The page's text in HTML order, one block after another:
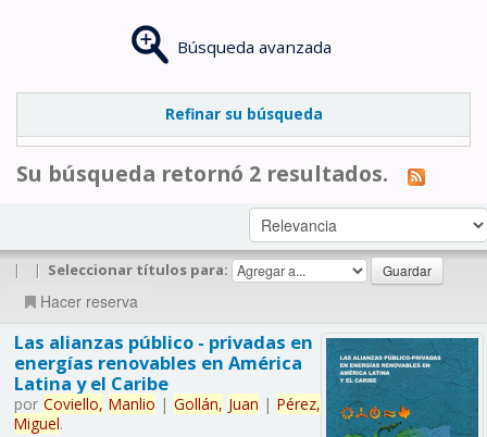
Búsqueda avanzada
Refinar su búsqueda
Su búsqueda retornó 2 resultados.
| | Seleccionar títulos para:
Hacer reserva
Las alianzas público - privadas en
energías renovables en América
Latina y el Caribe
por Coviello, Manlio | Gollán, Juan | Pérez,
Miguel.